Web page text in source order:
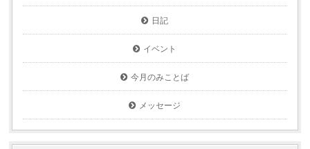
日記
イベント
今月のみことば
メッセージ